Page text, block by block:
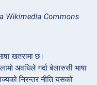
Wikimedia Commons
खतरामा छ।
अवधिले गर्दा बेलारुसी भाषा
निरन्तर नीति यसको